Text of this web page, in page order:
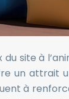
site à
attrait
à